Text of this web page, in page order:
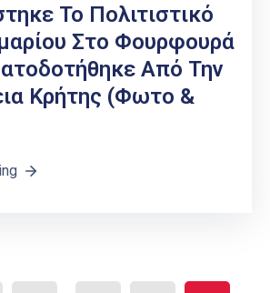
Το Πολιτιστικό
Στο Φουρφουρά
Από Την
Κρήτης (φωτο &